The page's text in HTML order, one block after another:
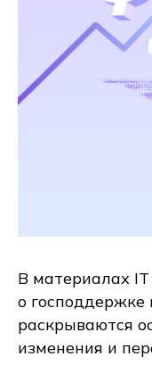
В материалах
о господдержке
раскрываются
изменения и